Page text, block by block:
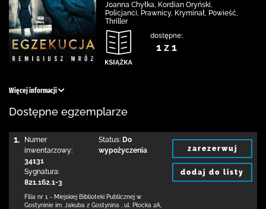
Joanna Chyłka, Kordian Oryński,
Policjanci, Prawnicy, Kryminał, Powieść,
Thriller
dostępne:
1 z 1
Więcej informacji
Dostępne egzemplarze
1.
Numer
inwentarzowy:
34131
Sygnatura:
821.162.1-3
Status: Do
wypożyczenia
Filia nr 1 - Miejskiej Biblioteki Publicznej w
Gostyninie im. Jakuba z Gostynina
ul. Płocka 2A
zarezerwuj
dodaj do listy